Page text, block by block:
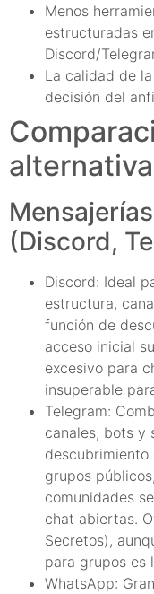
Menos
estructuradas
Discord/
La calidad de
decisión del
(Discord,
Discord: Ideal
estructura,
función de
acceso inicial
excesivo para
insuperable
Telegram:
canales, bots y
grupos
comunidades
chat abiertas.
Secretos),
para grupos es
WhatsApp: